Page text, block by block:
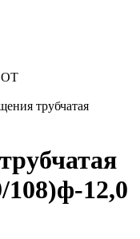
трубчатая
12,0